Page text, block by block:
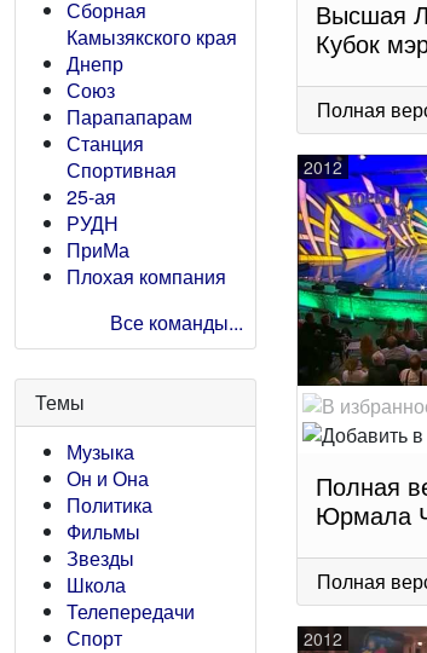
Сборная
Камызякского края
Днепр
Союз
Парапапарам
Станция
Спортивная
25-ая
РУДН
ПриМа
Плохая компания
Все команды...
Темы
Музыка
Он и Она
Политика
Фильмы
Звезды
Школа
Телепередачи
Спорт
Высшая
Кубок
Полная
2012
Полная
Юрмала
Полная
2012